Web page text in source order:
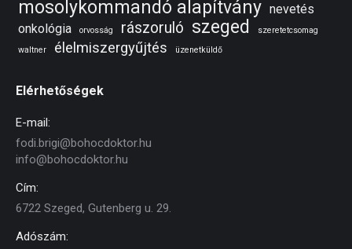
mosolykommandó alapítvány nevetés
onkológia
orvosság rászoruló szeged
szeretetcsomag
waltner
élelmiszergyűjtés üzenetküldő
Elérhetőségek
E-mail:
fodi.brigi@bohocdoktor.hu
info@bohocdoktor.hu
Cím:
6722 Szeged, Gutenberg u. 29.
Adószám: